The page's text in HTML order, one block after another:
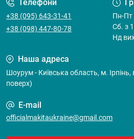
Телефони
+38 (095) 643-31-41
+38 (098) 447-80-78
Пн-Пт
Cб. з
Нд
Наша адреса
Шоурум - Київська область, м.
поверх)
E-mail
officialmakitaukraine@gmail.com